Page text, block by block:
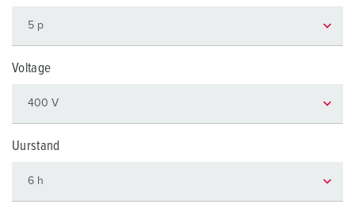
Voltage
Uurstand